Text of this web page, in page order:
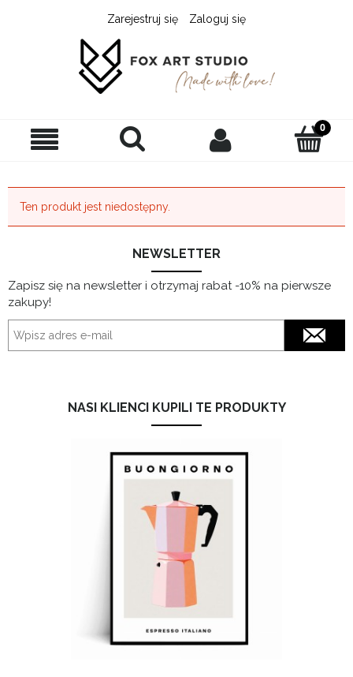
Zarejestruj się Zaloguj się
Ten produkt jest niedostępny.
NEWSLETTER
Zapisz się na newsletter i otrzymaj rabat -10% na pierwsze
zakupy!
NASI KLIENCI KUPILI TE PRODUKTY